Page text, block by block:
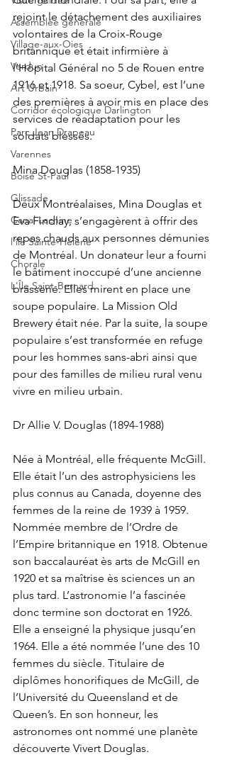
Assemblée générale
Village-aux-Oies
Verdun
Art Urbain
Corridor écologique Darlington
Parc Jean Drapeau
Varennes
Boisé St-Paul
Glissade
Canal Lachine
l’île Sainte-Hélène
Chorale
L'Île Saint-Bernard
rejoint le détachement des auxiliaires
volontaires de la Croix-Rouge
britannique et était infirmière à
l’Hôpital Général no 5 de Rouen entre
1916 et 1918. Sa soeur, Cybel, est l’une
des premières à avoir mis en place des
services de réadaptation pour les
soldats blessés.
Mina Douglas (1858-1935)
Deux Montréalaises, Mina Douglas et
Eva Findlay, s’engagèrent à offrir des
repas chauds aux personnes démunies
de Montréal. Un donateur leur a fourni
le bâtiment inoccupé d’une ancienne
brasserie. Elles mirent en place une
soupe populaire. La Mission Old
Brewery était née. Par la suite, la soupe
populaire s’est transformée en refuge
pour les hommes sans-abri ainsi que
pour des familles de milieu rural venu
vivre en milieu urbain.
Dr Allie V. Douglas (1894-1988)
Née à Montréal, elle fréquente McGill.
Elle était l’un des astrophysiciens les
plus connus au Canada, doyenne des
femmes de la reine de 1939 à 1959.
Nommée membre de l’Ordre de
l’Empire britannique en 1918. Obtenue
son baccalauréat ès arts de McGill en
1920 et sa maîtrise ès sciences un an
plus tard. L’astronomie l’a fascinée
donc termine son doctorat en 1926.
Elle a enseigné la physique jusqu’en
1964. Elle a été nommée l’une des 10
femmes du siècle. Titulaire de
diplômes honorifiques de McGill, de
l’Université du Queensland et de
Queen’s. En son honneur, les
astronomes ont nommé une planète
découverte Vivert Douglas.